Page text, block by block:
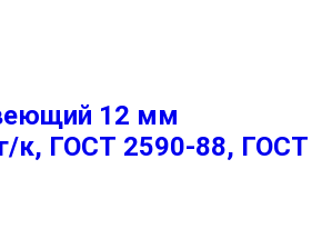
12 мм
к, ГОСТ 2590-88, ГОСТ